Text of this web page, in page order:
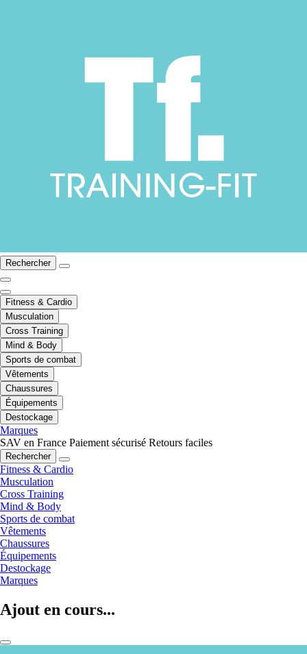
Rechercher
Fitness & Cardio
Musculation
Cross Training
Mind & Body
Sports de combat
Vêtements
Chaussures
Équipements
Destockage
Marques
SAV en France Paiement sécurisé Retours faciles
Rechercher
Fitness & Cardio
Musculation
Cross Training
Mind & Body
Sports de combat
Vêtements
Chaussures
Équipements
Destockage
Marques
Ajout en cours...